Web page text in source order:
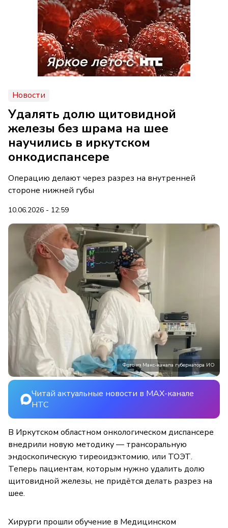
Новости
Удалять долю щитовидной
железы без шрама на шее
научились в иркутском
онкодиспансере
Операцию делают через разрез на внутренней
стороне нижней губы
10.06.2026 - 12:59
Фото из Макс-канала губернатора ИО
Читай актуальные новости в MAX-канале
НТС
В Иркутском областном онкологическом диспансере
внедрили новую методику — трансоральную
эндоскопическую тиреоидэктомию, или ТОЭТ.
Теперь пациентам, которым нужно удалить долю
щитовидной железы, не придётся делать разрез на
шее.
Хирурги прошли обучение в Медицинском